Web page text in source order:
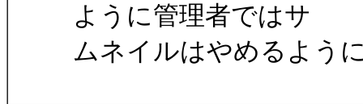
ように管理者ではサ
ムネイルはやめるよう